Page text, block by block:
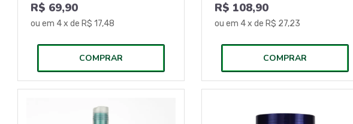
R$ 69,90
ou em 4x de R$ 17,48
COMPRAR
R$ 108,90
ou em 4x de R$ 27,23
COMPRAR